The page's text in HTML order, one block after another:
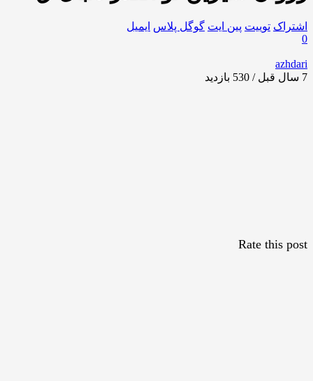
اشتراک توییت پین ایت گوگل‌ پلاس ایمیل
0
azhdari
7 سال قبل / 530
بازدید
Rate this post